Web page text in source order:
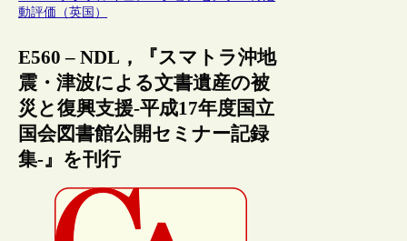
動評価（英国）
E560 – NDL，『スマトラ沖地
震・津波による文書遺産の被
災と復興支援‐平成17年度国立
国会図書館公開セミナー記録
集‐』を刊行